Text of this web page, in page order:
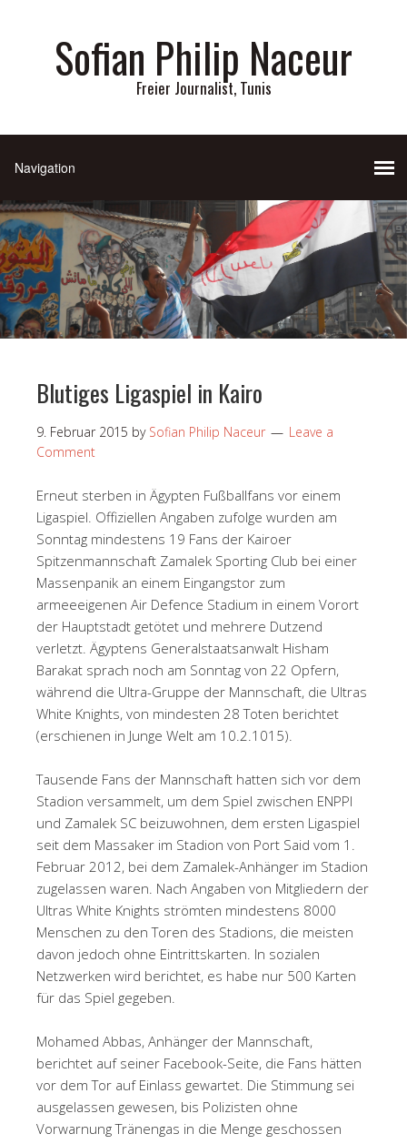
Sofian Philip Naceur
Freier Journalist, Tunis
Blutiges Ligaspiel in Kairo
9. Februar 2015 by Sofian Philip Naceur
Leave a
Comment
Erneut sterben in Ägypten Fußballfans vor einem
Ligaspiel. Offiziellen Angaben zufolge wurden am
Sonntag mindestens 19 Fans der Kairoer
Spitzenmannschaft Zamalek Sporting Club bei einer
Massenpanik an einem Eingangstor zum
armeeeigenen Air Defence Stadium in einem Vorort
der Hauptstadt getötet und mehrere Dutzend
verletzt. Ägyptens Generalstaatsanwalt Hisham
Barakat sprach noch am Sonntag von 22 Opfern,
während die Ultra-Gruppe der Mannschaft, die Ultras
White Knights, von mindesten 28 Toten berichtet
(erschienen in Junge Welt am 10.2.1015).
Tausende Fans der Mannschaft hatten sich vor dem
Stadion versammelt, um dem Spiel zwischen ENPPI
und Zamalek SC beizuwohnen, dem ersten Ligaspiel
seit dem Massaker im Stadion von Port Said vom 1.
Februar 2012, bei dem Zamalek-Anhänger im Stadion
zugelassen waren. Nach Angaben von Mitgliedern der
Ultras White Knights strömten mindestens 8000
Menschen zu den Toren des Stadions, die meisten
davon jedoch ohne Eintrittskarten. In sozialen
Netzwerken wird berichtet, es habe nur 500 Karten
für das Spiel gegeben.
Mohamed Abbas, Anhänger der Mannschaft,
berichtet auf seiner Facebook-Seite, die Fans hätten
vor dem Tor auf Einlass gewartet. Die Stimmung sei
ausgelassen gewesen, bis Polizisten ohne
Vorwarnung Tränengas in die Menge geschossen